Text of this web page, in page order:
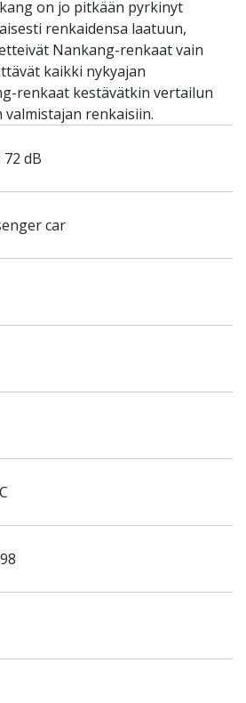
on jo pitkään pyrkinyt
renkaidensa laatuun,
Nankang-renkaat vain
kaikki nykyajan
renkaat kestävätkin vertailun
renkaisiin.
dB
car